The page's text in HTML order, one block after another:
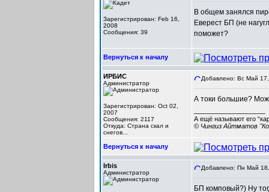
Зарегистрирован: Feb 16,
2008
Сообщения: 39
В общем занялся
Еверест БП (не
поможет?
Вернуться к началу
ИРБИС
Администратор
Зарегистрирован: Oct 02,
2007
Сообщения: 2117
Откуда: Cтрана скал и
снегов...
Добавлено: Вс Май
А токи большие?
А ещё называют его
© Чингиз Айтматов
Вернуться к началу
Irbis
Администратор
Добавлено: Пн Май
БП комповый?) Ну